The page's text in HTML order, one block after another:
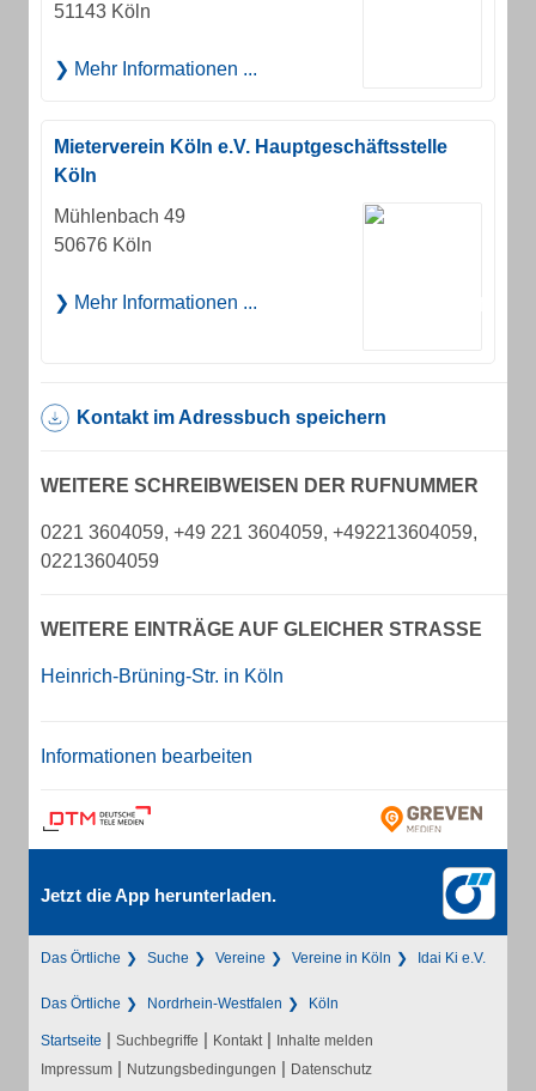
51143 Köln
Mehr Informationen ...
Mieterverein Köln e.V. Hauptgeschäftsstelle
Köln
Mühlenbach 49
50676 Köln
Mehr Informationen ...
Kontakt im Adressbuch speichern
WEITERE SCHREIBWEISEN DER RUFNUMMER
0221 3604059, +49 221 3604059, +492213604059,
02213604059
WEITERE EINTRÄGE AUF GLEICHER STRASSE
Heinrich-Brüning-Str. in Köln
Informationen bearbeiten
Jetzt die App herunterladen.
Das Örtliche Suche Vereine Vereine in Köln Idai Ki e.V.
Das Örtliche Nordrhein-Westfalen Köln
Startseite | Suchbegriffe | Kontakt | Inhalte melden
Impressum | Nutzungsbedingungen | Datenschutz